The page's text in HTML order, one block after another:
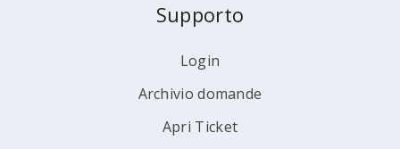
Supporto
Login
Archivio domande
Apri Ticket